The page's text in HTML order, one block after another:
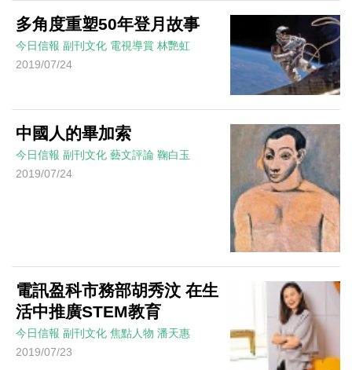
多角度重塑50年登月故事
今日信報 副刊文化 電視導賞 林艷虹
2019/07/24
中國人的畢加索
今日信報 副刊文化 藝文評論 鞠白玉
2019/07/24
電訊盈科市務部胡秀汶 在生
活中推廣STEM教育
今日信報 副刊文化 焦點人物 潘天惠
2019/07/23